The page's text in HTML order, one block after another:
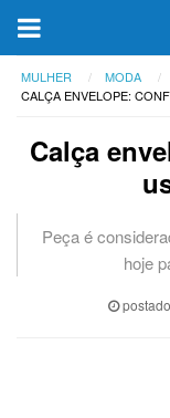
MULHER
MODA
CALÇA ENVELOPE:
Calça
Peça é
hoje